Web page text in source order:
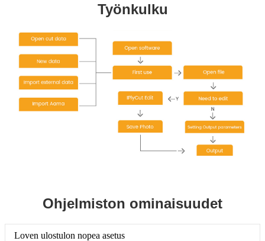
Työnkulku
Ohjelmiston ominaisuudet
Loven ulostulon nopea asetus